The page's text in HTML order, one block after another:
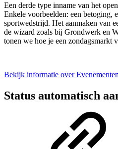
Een derde type inname van het
Enkele voorbeelden: een betoging,
sportwedstrijd. Het aanmaken van
de wizard zoals bij Grondwerk en
tonen we hoe je een zondagsmarkt
Bekijk informatie over
Status automatisch